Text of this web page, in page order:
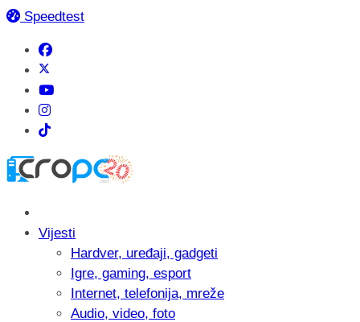
Speedtest
Vijesti
Hardver, uređaji, gadgeti
Igre, gaming, esport
Internet, telefonija, mreže
Audio, video, foto